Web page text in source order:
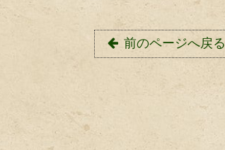
前のページへ戻る